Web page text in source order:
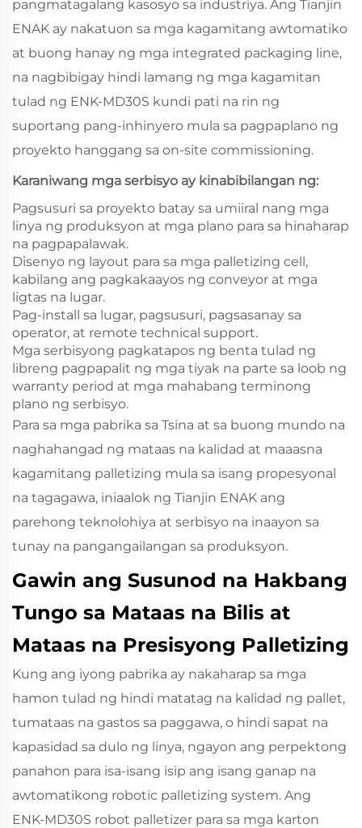
pangmatagalang kasosyo sa industriya. Ang Tianjin
ENAK ay nakatuon sa mga kagamitang awtomatiko
at buong hanay ng mga integrated packaging line,
na nagbibigay hindi lamang ng mga kagamitan
tulad ng ENK‑MD30S kundi pati na rin ng
suportang pang-inhinyero mula sa pagpaplano ng
proyekto hanggang sa on-site commissioning.
Karaniwang mga serbisyo ay kinabibilangan ng:
Pagsusuri sa proyekto batay sa umiiral nang mga
linya ng produksyon at mga plano para sa hinaharap
na pagpapalawak.
Disenyo ng layout para sa mga palletizing cell,
kabilang ang pagkakaayos ng conveyor at mga
ligtas na lugar.
Pag-install sa lugar, pagsusuri, pagsasanay sa
operator, at remote technical support.
Mga serbisyong pagkatapos ng benta tulad ng
libreng pagpapalit ng mga tiyak na parte sa loob ng
warranty period at mga mahabang terminong
plano ng serbisyo.
Para sa mga pabrika sa Tsina at sa buong mundo na
naghahangad ng mataas na kalidad at maaasna
kagamitang palletizing mula sa isang propesyonal
na tagagawa, iniaalok ng Tianjin ENAK ang
parehong teknolohiya at serbisyo na inaayon sa
tunay na pangangailangan sa produksyon.
Gawin ang Susunod na Hakbang
Tungo sa Mataas na Bilis at
Mataas na Presisyong Palletizing
Kung ang iyong pabrika ay nakaharap sa mga
hamon tulad ng hindi matatag na kalidad ng pallet,
tumataas na gastos sa paggawa, o hindi sapat na
kapasidad sa dulo ng linya, ngayon ang perpektong
panahon para isa-isang isip ang isang ganap na
awtomatikong robotic palletizing system. Ang
ENK‑MD30S robot palletizer para sa mga karton